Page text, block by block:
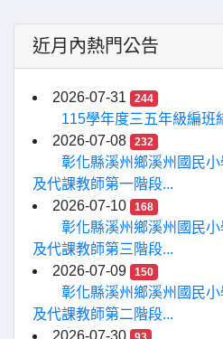
近月內熱門公告
2026-07-31 244
115學年度三五年級編班
2026-07-08
232
彰化縣溪州鄉溪州國民
及代課教師第一階段...
2026-07-10
168
彰化縣溪州鄉溪州國民
及代課教師第三階段...
2026-07-09
150
彰化縣溪州鄉溪州國民
及代課教師第二階段...
2026-07-30